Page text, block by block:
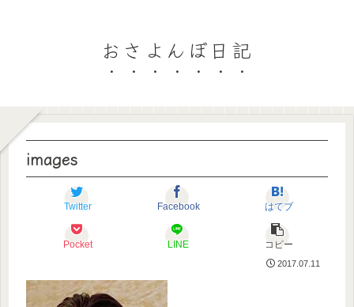
おさよんぼ日記
images
Twitter Facebook はてブ
Pocket LINE コピー
2017.07.11